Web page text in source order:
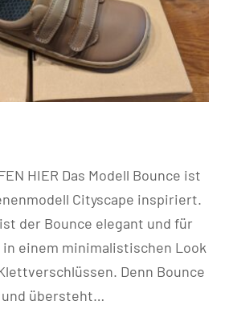
HIER Das Modell Bounce ist
Cityscape inspiriert.
der Bounce elegant und für
einem minimalistischen Look
Denn Bounce
übersteht…